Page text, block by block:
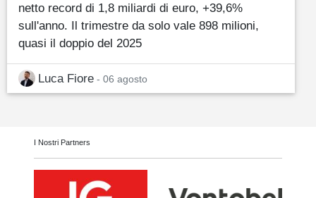
netto record di 1,8 miliardi di euro, +39,6%
sull'anno. Il trimestre da solo vale 898 milioni,
quasi il doppio del 2025
Luca Fiore - 06 agosto
I Nostri Partners